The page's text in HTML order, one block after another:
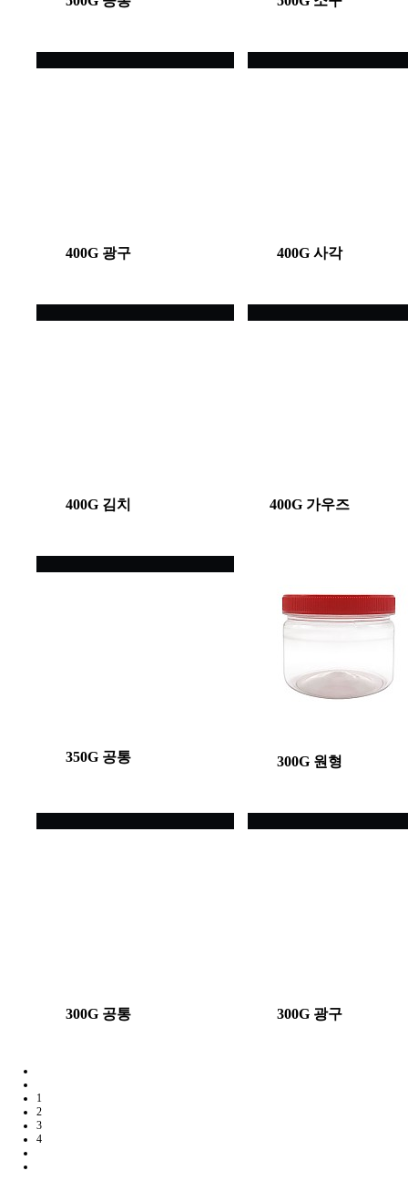
400G 광구 400G 사각
400G 김치 400G 가우즈
350G 공통 300G 원형
300G 공통 300G 광구
1
2
3
4